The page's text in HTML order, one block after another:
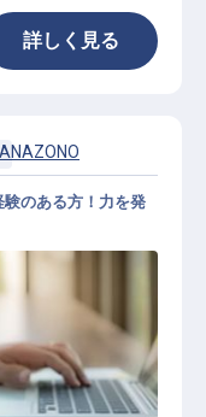
詳しく見る
験のある方！力を発